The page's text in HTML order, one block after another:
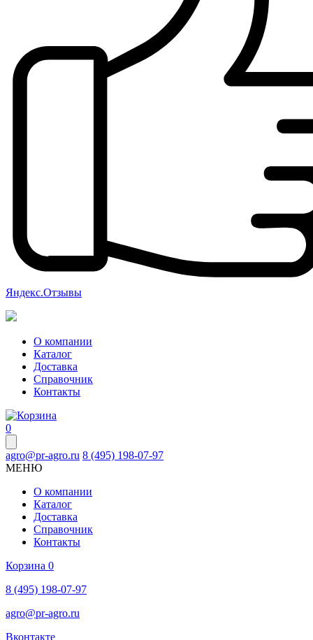
Яндекс.Отзывы
О компании
Каталог
Доставка
Справочник
Контакты
0
agro@pr-agro.ru 8 (495) 198-07-97
МЕНЮ
О компании
Каталог
Доставка
Справочник
Контакты
Корзина 0
8 (495) 198-07-97
agro@pr-agro.ru
Вконтакте